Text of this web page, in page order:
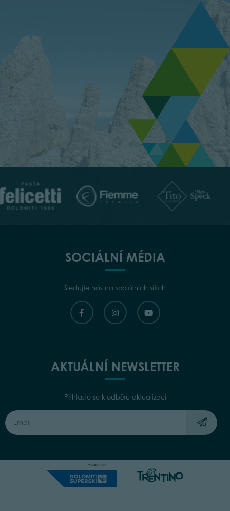
SOCIÁLNÍ MÉDIA
Sledujte nás na sociálních sítích
AKTUÁLNÍ NEWSLETTER
Přihlaste se k odběru aktualizací